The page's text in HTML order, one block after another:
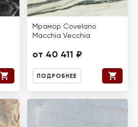
Мрамор Covelano
Macchia Vecchia
от 40 411 ₽
ПОДРОБНЕЕ